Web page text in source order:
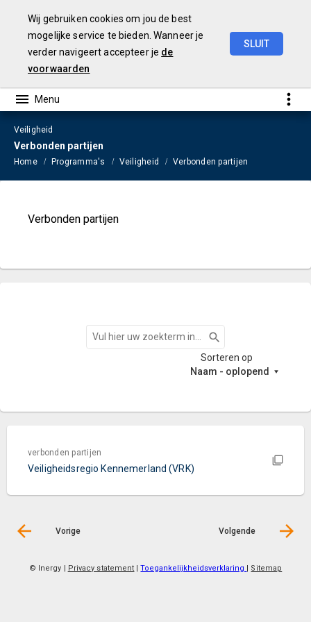
Wij gebruiken cookies om jou de best
mogelijke service te bieden. Wanneer je
verder navigeert accepteer je de
voorwaarden
SLUIT
Veiligheid
Verbonden partijen
Home Programma's Veiligheid Verbonden partijen
Verbonden partijen
Zoeken
Sorteren op
Naam - oplopend
verbonden partijen
Veiligheidsregio Kennemerland (VRK)
Vorige Volgende
© Inergy | Privacy statement |Toegankelijkheidsverklaring | Sitemap